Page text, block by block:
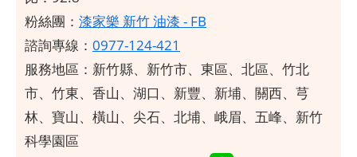
粉絲團： 漆家樂 新竹 油漆 - FB
諮詢專線： 0977-124-421
服務地區：新竹縣、新竹市、東區、北區、竹北
市、竹東、香山、湖口、新豐、新埔、關西、芎
林、寶山、橫山、尖石、北埔、峨眉、五峰、新竹
科學園區